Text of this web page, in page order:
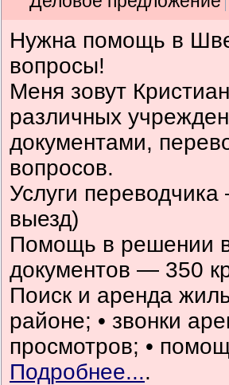
Нужна помощь в
вопросы!
Меня зовут
различных
документами,
вопросов.
Услуги
выезд)
Помощь в решении
документов — 350
Поиск и аренда
районе; • звонки
просмотров; •
Подробнее....